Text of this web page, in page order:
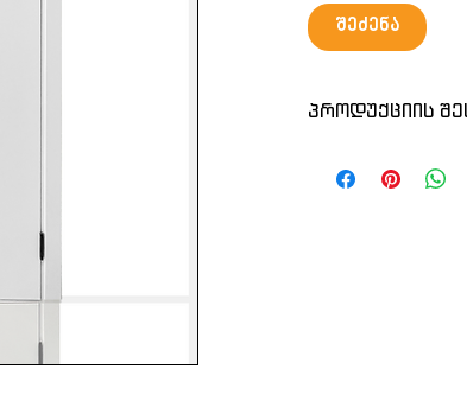
შეძენა
პროდუქციის
დავამზადებთ